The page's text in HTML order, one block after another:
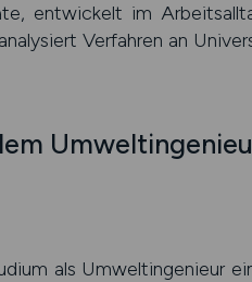
ent­wickelt im
Ver­fahren an
als Umwelt­ingenieur